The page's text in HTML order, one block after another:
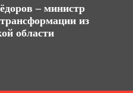
– министр
из
области